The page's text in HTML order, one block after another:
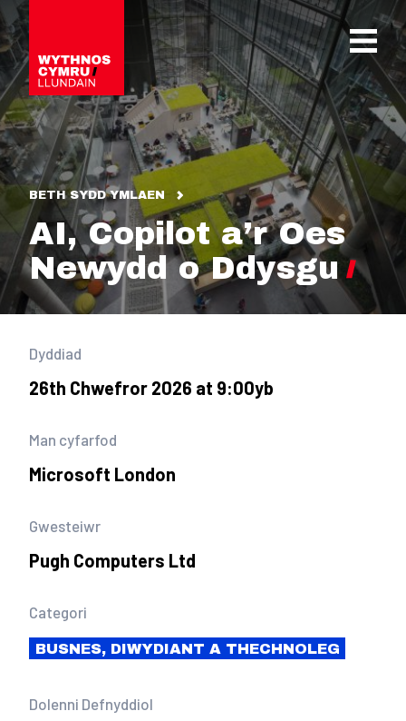
OPEN
BETH SYDD YMLAEN
AI, Copilot a’r Oes
Newydd o Ddysgu
Dyddiad
26th Chwefror 2026 at 9:00yb
Man cyfarfod
Microsoft London
Gwesteiwr
Pugh Computers Ltd
Categori
BUSNES, DIWYDIANT A THECHNOLEG
Dolenni Defnyddiol